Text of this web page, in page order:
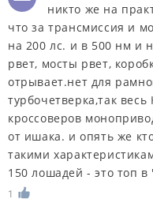
никто же на
что за трансмиссия и
на 200 лс. и в 500 нм и
рвет, мосты рвет,
отрывает.нет для
турбочетверка,так
кроссоверов
от ишака. и опять же
такими
150 лошадей - это топ в
1